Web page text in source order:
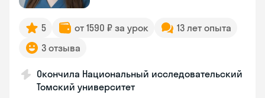
5 от 1590 ₽ за урок
13 лет опыта
3 отзыва
Окончила Национальный исследовательский
Томский университет